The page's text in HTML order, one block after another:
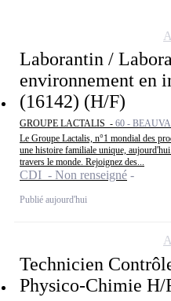
Laborantin /
environnement en
(16142) (H/F)
GROUPE LACTALIS - 60 -
Le Groupe Lactalis, n°1 mondial des
une histoire familiale unique,
travers le monde. Rejoignez des...
CDI - Non renseigné
Publié aujourd'hui
Technicien
Physico-Chimie H/